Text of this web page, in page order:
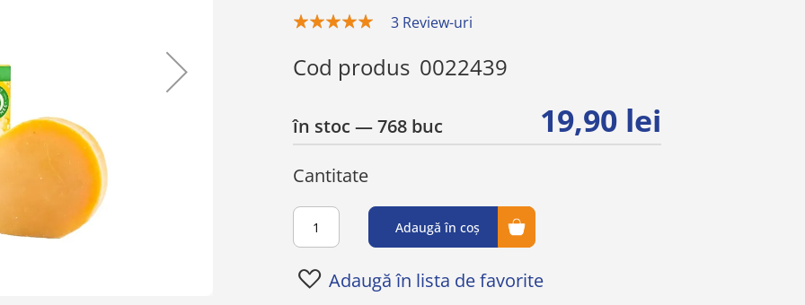
3 Review-uri
în stoc — 768 buc
Cod produs 0022439
19,90 lei
Cantitate
Adaugă în coș
Adaugă în lista de favorite